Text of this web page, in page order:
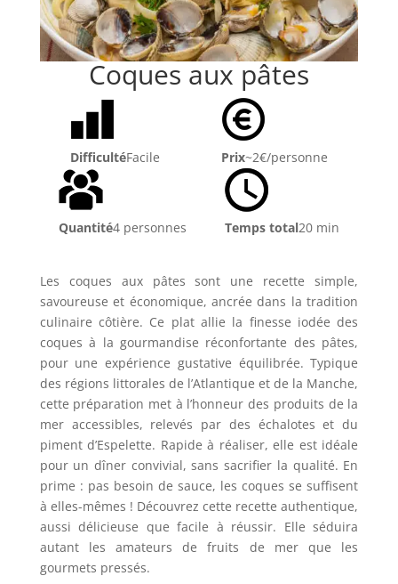
Coques aux pâtes
DifficultéFacile Prix~2€/personne
Quantité4 personnes Temps total20 min
Les coques aux pâtes sont une recette simple,
savoureuse et économique, ancrée dans la tradition
culinaire côtière. Ce plat allie la finesse iodée des
coques à la gourmandise réconfortante des pâtes,
pour une expérience gustative équilibrée. Typique
des régions littorales de l’Atlantique et de la Manche,
cette préparation met à l’honneur des produits de la
mer accessibles, relevés par des échalotes et du
piment d’Espelette. Rapide à réaliser, elle est idéale
pour un dîner convivial, sans sacrifier la qualité. En
prime : pas besoin de sauce, les coques se suffisent
à elles-mêmes ! Découvrez cette recette authentique,
aussi délicieuse que facile à réussir. Elle séduira
autant les amateurs de fruits de mer que les
gourmets pressés.